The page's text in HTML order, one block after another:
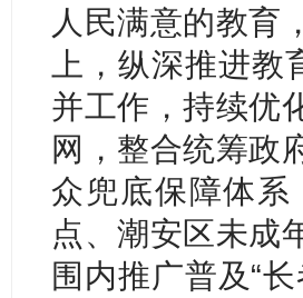
人民满意的教育
上，纵深推进
并工作，持续优
网，整合统筹政
众兜底保障体
点、潮安区未成
围内推广普及“